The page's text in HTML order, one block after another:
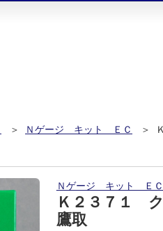
＞ Ｎゲージ キット ＥＣ
＞
Ｎゲージ キット ＥＣ
Ｋ２３７１
鷹取